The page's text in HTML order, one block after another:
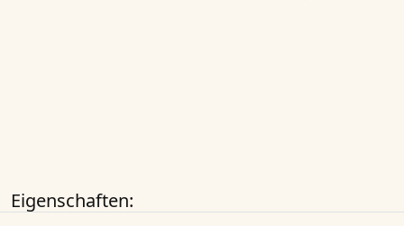
Eigenschaften: